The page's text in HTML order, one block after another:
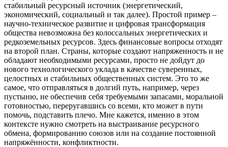
стабильный ресурсный источник (энергетический,
экономический, социальный и так далее). Простой пример –
научно-техническое развитие и цифровая трансформация
общества невозможна без колоссальных энергетических и
редкоземельных ресурсов. Здесь финансовые вопросы отходят
на второй план. Страны, которые создают напряженность и не
обладают необходимыми ресурсами, просто не дойдут до
нового технологического уклада в качестве суверенных,
целостных и стабильных общественных систем. Это то же
самое, что отправляться в долгий путь, например, через
пустыню, не обеспечив себя требуемыми запасами, моральной
готовностью, переругавшись со всеми, кто может в пути
помочь, подставить плечо. Мне кажется, именно в этом
контексте нужно смотреть на выстраивание ресурсного
обмена, формированию союзов или на создание постоянной
напряжённости, конфликтности.